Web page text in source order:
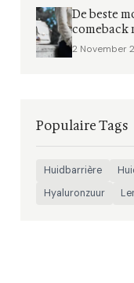
De beste
comeback
2 November
Populaire Tags
Huidbarrière
Hyaluronzuur